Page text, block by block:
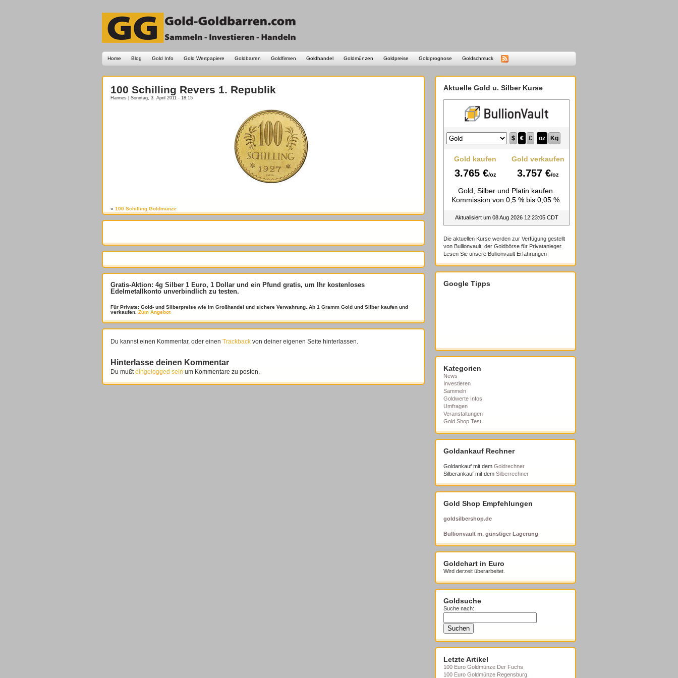
Home Blog Gold Info Gold Wertpapiere Goldbarren Goldfirmen Goldhandel Goldmünzen Goldpreise Goldprognose Goldschmuck
100 Schilling Revers 1. Republik
Hannes | Sonntag, 3. April 2011 - 18:15
« 100 Schilling Goldmünze
Gratis-Aktion: 4g Silber 1 Euro, 1 Dollar und ein Pfund gratis, um Ihr kostenloses
Edelmetallkonto unverbindlich zu testen.
Für Private: Gold- und Silberpreise wie im Großhandel und sichere Verwahrung. Ab 1 Gramm Gold und Silber kaufen und
verkaufen. Zum Angebot
Du kannst einen Kommentar, oder einen Trackback von deiner eigenen Seite hinterlassen.
Hinterlasse deinen Kommentar
Du mußteingelogged sein um Kommentare zu posten.
Aktuelle Gold u. Silber Kurse
Die aktuellen Kurse werden zur Verfügung gestellt
von Bullionvault, der Goldbörse für Privatanleger.
Lesen Sie unsere Bullionvault Erfahrungen
Google Tipps
Kategorien
News
Investieren
Sammeln
Goldwerte Infos
Umfragen
Veranstaltungen
Gold Shop Test
Goldankauf Rechner
Goldankauf mit dem Goldrechner
Silberankauf mit dem Silberrechner
Gold Shop Empfehlungen
goldsilbershop.de
Bullionvault m. günstiger Lagerung
Goldchart in Euro
Wird derzeit überarbeitet.
Goldsuche
Suche nach:
Letzte Artikel
100 Euro Goldmünze Der Fuchs
100 Euro Goldmünze Regensburg